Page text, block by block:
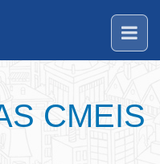
CMEIS